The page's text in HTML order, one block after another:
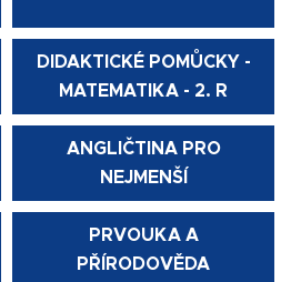
DIDAKTICKÉ POMŮCKY -
MATEMATIKA - 2. R
ANGLIČTINA PRO
NEJMENŠÍ
PRVOUKA A
PŘÍRODOVĚDA